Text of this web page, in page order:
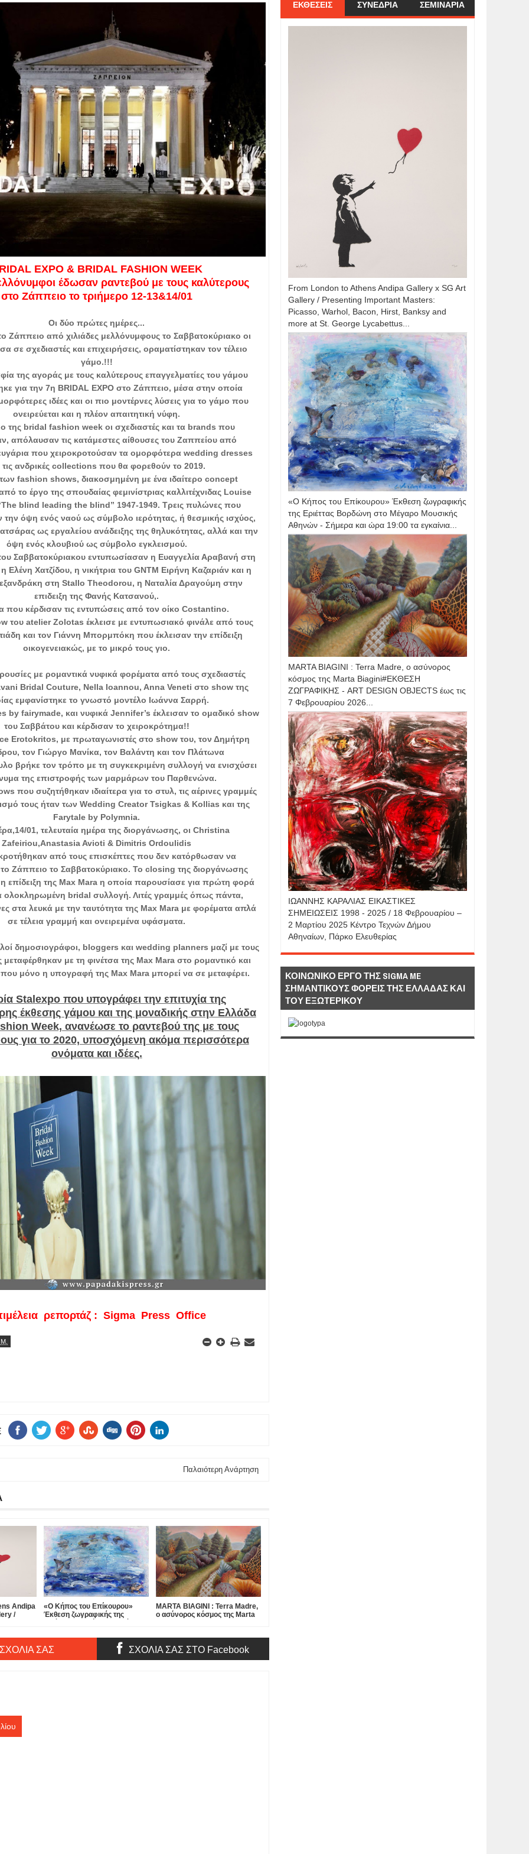
EXPO & BRIDAL FASHION WEEK
έδωσαν ραντεβού με τους καλύτερους
στο Ζάππειο το τριήμερο 12-13&14/01
Oι δύο πρώτες ημέρες...
Ζάππειο από χιλιάδες μελλόνυμφους το Σαββατοκύριακο οι
σε σχεδιαστές και επιχειρήσεις, οραματίστηκαν τον τέλειο
γάμο.!!!
της αγοράς με τους καλύτερους επαγγελματίες του γάμου
για την 7η BRIDAL EXPO στο Ζάππειο, μέσα στην οποία
ιδέες και οι πιο μοντέρνες λύσεις για το γάμο που
ονειρεύεται και η πλέον απαιτητική νύφη.
της bridal fashion week oι σχεδιαστές και τα brands που
απόλαυσαν τις κατάμεστες αίθουσες του Ζαππείου από
που χειροκροτούσαν τα ομορφότερα wedding dresses
τις ανδρικές collections που θα φορεθούν το 2019.
fashion shows, διακοσμημένη με ένα ιδαίτερο concept
το έργο της σπουδαίας φεμινίστριας καλλιτέχνιδας Louise
blind leading the blind” 1947-1949. Τρεις πυλώνες που
όψη ενός ναού ως σύμβολο ιερότητας, ή θεσμικής ισχύος,
ως εργαλείου ανάδειξης της θηλυκότητας, αλλά και την
όψη ενός κλουβιού ως σύμβολο εγκλεισμού.
Σαββατοκύριακου εντυπωσίασαν η Ευαγγελία Αραβανή στη
Χατζίδου, η νικήτρια του GNTM Ειρήνη Καζαριάν και η
στη Stallo Theodorou, η Ναταλία Δραγούμη στην
επιδειξη της Φανής Κατσανού,.
που κέρδισαν τις εντυπώσεις από τον οίκο Costantino.
του atelier Zolotas έκλεισε με εντυπωσιακό φινάλε από τους
και τον Γιάννη Μπορμπόκη που έκλεισαν την επίδειξη
οικογενειακώς, με το μικρό τους γιο.
με ρομαντικά νυφικά φορέματα από τους σχεδιαστές
Bridal Couture, Nella Ioannou, Anna Veneti στο show της
εμφανίστηκε το γνωστό μοντέλο Ιωάννα Σαρρή.
by fairymade, και νυφικά Jennifer’s έκλεισαν το ομαδικό show
του Σαββάτου και κέρδισαν τo χειροκρότημα!!
Erotokritos, με πρωταγωνιστές στο show του, τον Δημήτρη
τον Γιώργο Μανίκα, τον Βαλάντη και τον Πλάτωνα
βρήκε τον τρόπο με τη συγκεκριμένη συλλογή να ενισχύσει
της επιστροφής των μαρμάρων του Παρθενώνα.
που συζητήθηκαν ιδιαίτερα για το στυλ, τις αέρινες γραμμές
τους ήταν των Wedding Creator Tsigkas & Kollias και της
Farytale by Polymnia.
01, τελευταία ημέρα της διοργάνωσης, οι Christina
Zafeiriou,Anastasia Avioti & Dimitris Ordoulidis
από τους επισκέπτες που δεν κατόρθωσαν να
Ζάππειο το Σαββατοκύριακο. Το closing της διοργάνωσης
επίδειξη της Max Mara η οποία παρουσίασε για πρώτη φορά
ολοκληρωμένη bridal συλλογή. Λιτές γραμμές όπως πάντα,
στα λευκά με την ταυτότητα της Μax Mara με φορέματα απλά
σε τέλεια γραμμή και ονειρεμένα υφάσματα.
δημοσιογράφοι, bloggers και wedding planners μαζί με τους
με τη φινέτσα της Max Mara στο ρομαντικό και
μόνο η υπογραφή της Max Mara μπορεί να σε μεταφέρει.
Stalexpo που υπογράφει την επιτυχία της
έκθεσης γάμου και της μοναδικής στην Ελλάδα
Week, ανανέωσε το ραντεβού της με τους
για το 2020, υποσχόμενη ακόμα περισσότερα
ονόματα και ιδέες.
ρεπορτάζ : Sigma Press Office
Παλαιότερη Ανάρτηση
Andipa
/
George
«Ο Κήπος του Επίκουρου»
Έκθεση ζωγραφικής της
ώρα 19:00 τα εγκαίνια...
MARTA BIAGINI : Terra Madre,
ο ασύνορος κόσμος της Marta
τις 7 Φεβρουαρίου 2026...
ΣΑΣ ΣΧΟΛΙΑ ΣΑΣ ΣΤΟ Facebook
ΕΚΘΕΣΕΙΣ ΣΥΝΕΔΡΙΑ ΣΕΜΙΝΑΡΙΑ
From London to Athens Andipa Gallery x SG Art
Gallery / Presenting Important Masters:
Picasso, Warhol, Bacon, Hirst, Banksy and
more at St. George Lycabettus...
«Ο Κήπος του Επίκουρου» Έκθεση ζωγραφικής
της Εριέττας Βορδώνη στο Μέγαρο Μουσικής
Αθηνών - Σήμερα και ώρα 19:00 τα εγκαίνια...
MARTA BIAGINI : Terra Madre, ο ασύνορος
κόσμος της Marta Biagini#ΕΚΘΕΣΗ
ΖΩΓΡΑΦΙΚΗΣ - ART DESIGN OBJECTS έως τις
7 Φεβρουαρίου 2026...
IΩΑΝΝΗΣ KAΡΑΛΙΑΣ ΕΙΚΑΣΤΙΚΕΣ
ΣΗΜΕΙΩΣΕΙΣ 1998 - 2025 / 18 Φεβρουαρίου –
2 Μαρτίου 2025 Κέντρο Τεχνών Δήμου
Αθηναίων, Πάρκο Ελευθερίας
ΚΟΙΝΩΝΙΚΟ ΕΡΓΟ ΤΗΣ SIGMA ME
ΣΗΜΑΝΤΙΚΟΥΣ ΦΟΡΕΙΣ ΤΗΣ ΕΛΛΑΔΑΣ ΚΑΙ
ΤΟΥ ΕΞΩΤΕΡΙΚΟΥ